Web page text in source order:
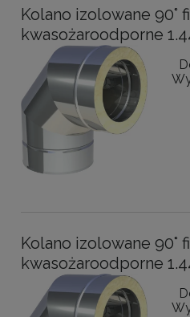
Kolano izolowane 90°
kwasożaroodporne
Kolano izolowane 90°
kwasożaroodporne